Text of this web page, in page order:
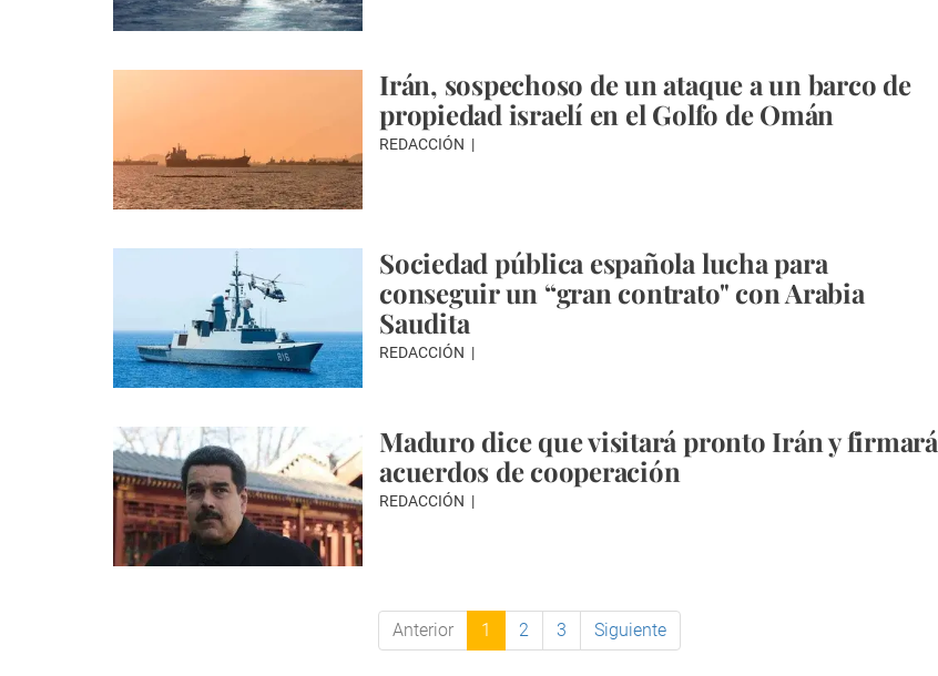
Irán, sospechoso de un ataque a un barco de
propiedad israelí en el Golfo de Omán
REDACCIÓN
Sociedad pública española lucha para
conseguir un “gran contrato" con Arabia
Saudita
REDACCIÓN
Maduro dice que visitará pronto Irán y firmará
acuerdos de cooperación
REDACCIÓN
Anterior 1 2 3 Siguiente